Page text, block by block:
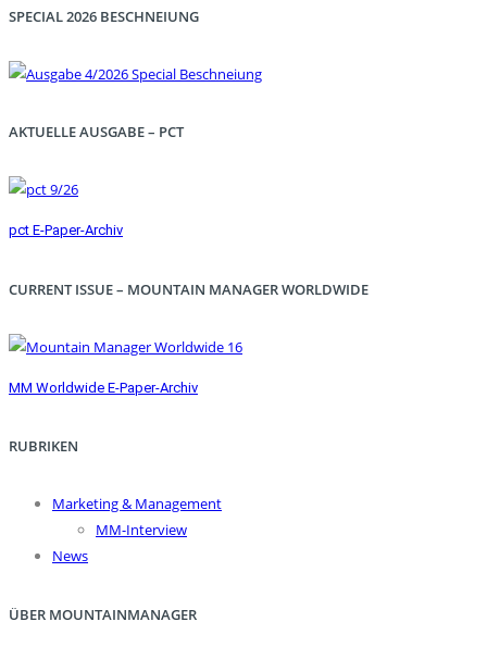
SPECIAL 2026 BESCHNEIUNG
AKTUELLE AUSGABE – PCT
pct E-Paper-Archiv
CURRENT ISSUE – MOUNTAIN MANAGER WORLDWIDE
MM Worldwide E-Paper-Archiv
RUBRIKEN
Marketing & Management
MM-Interview
News
ÜBER MOUNTAINMANAGER